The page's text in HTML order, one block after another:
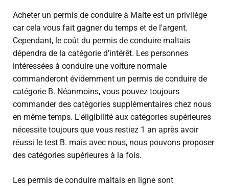
Acheter un permis de conduire à Malte est un privilège
car cela vous fait gagner du temps et de l'argent.
Cependant, le coût du permis de conduire maltais
dépendra de la catégorie d'intérêt. Les personnes
intéressées à conduire une voiture normale
commanderont évidemment un permis de conduire de
catégorie B. Néanmoins, vous pouvez toujours
commander des catégories supplémentaires chez nous
en même temps. L'éligibilité aux catégories supérieures
nécessite toujours que vous restiez 1 an après avoir
réussi le test B. mais avec nous, nous pouvons proposer
des catégories supérieures à la fois.
Les permis de conduire maltais en ligne sont